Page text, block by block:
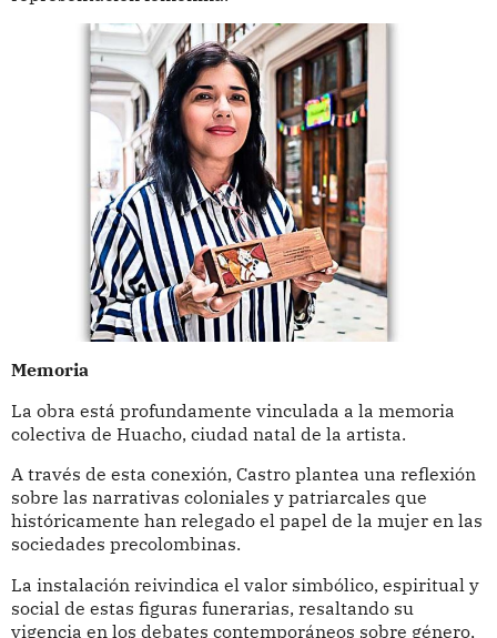
Memoria
La obra está profundamente vinculada a la memoria
colectiva de Huacho, ciudad natal de la artista.
A través de esta conexión, Castro plantea una reflexión
sobre las narrativas coloniales y patriarcales que
históricamente han relegado el papel de la mujer en las
sociedades precolombinas.
La instalación reivindica el valor simbólico, espiritual y
social de estas figuras funerarias, resaltando su
vigencia en los debates contemporáneos sobre género,